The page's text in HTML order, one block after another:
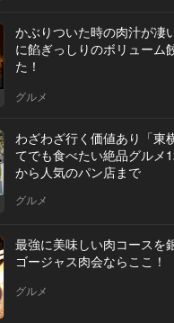
かぶりついた時の肉汁が凄
に餡ぎっしりのボリューム
た！
グルメ
わざわざ行く価値あり「東
てでも食べたい絶品グルメ
から人気のパン店まで
グルメ
最強に美味しい肉コースを
ゴージャス肉会ならここ！
グルメ